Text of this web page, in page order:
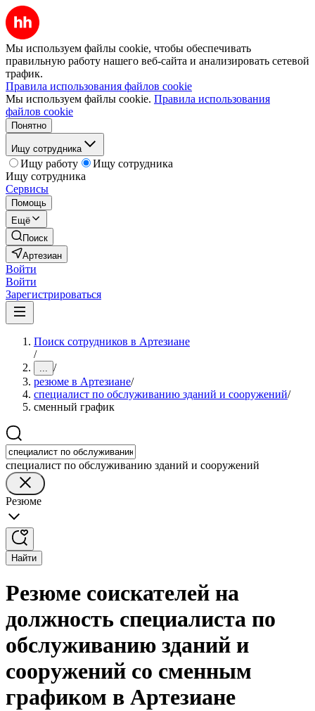
Мы используем файлы cookie, чтобы обеспечивать
правильную работу нашего веб-сайта и анализировать сетевой
трафик.
Правила использования файлов cookie
Мы используем файлы cookie. Правила использования
файлов cookie
Понятно
Ищу сотрудника
Ищу работу
Ищу сотрудника
Ищу сотрудника
Сервисы
Помощь
Ещё
Поиск
Артезиан
Войти
Войти
Зарегистрироваться
Поиск сотрудников в Артезиане
/
... /
резюме в Артезиане/
специалист по обслуживанию зданий и сооружений/
сменный график
специалист по обслуживанию зданий и сооружений
Резюме
Найти
Резюме соискателей на
должность специалиста по
обслуживанию зданий и
сооружений со сменным
графиком в Артезиане